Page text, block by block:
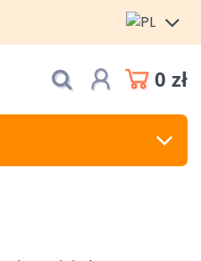
0 zł